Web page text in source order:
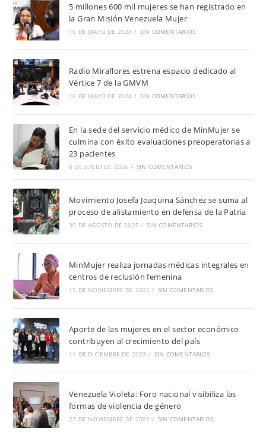
5 millones 600 mil mujeres se han registrado en
la Gran Misión Venezuela Mujer
16 DE MAYO DE 2024 / SIN COMENTARIOS
Radio Miraflores estrena espacio dedicado al
Vértice 7 de la GMVM
16 DE MAYO DE 2024 / SIN COMENTARIOS
En la sede del servicio médico de MinMujer se
culmina con éxito evaluaciones preoperatorias a
23 pacientes
8 DE JUNIO DE 2026 / SIN COMENTARIOS
Movimiento Josefa Joaquina Sánchez se suma al
proceso de alistamiento en defensa de la Patria
30 DE AGOSTO DE 2025 / SIN COMENTARIOS
MinMujer realiza jornadas médicas integrales en
centros de reclusión femenina
15 DE NOVIEMBRE DE 2025 / SIN COMENTARIOS
Aporte de las mujeres en el sector económico
contribuyen al crecimiento del país
11 DE DICIEMBRE DE 2023 / SIN COMENTARIOS
Venezuela Violeta: Foro nacional visibiliza las
formas de violencia de género
27 DE NOVIEMBRE DE 2025 / SIN COMENTARIOS